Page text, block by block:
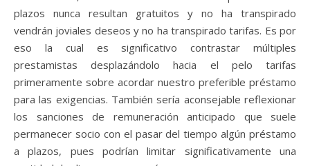
plazos nunca resultan gratuitos y no ha transpirado
vendrán joviales deseos y no ha transpirado tarifas. Es por
eso la cual es significativo contrastar múltiples
prestamistas desplazándolo hacia el pelo tarifas
primeramente sobre acordar nuestro preferible préstamo
para las exigencias. También serí­a aconsejable reflexionar
los sanciones de remuneración anticipado que suele
permanecer socio con el pasar del tiempo algún préstamo
a plazos, pues podrían limitar significativamente una